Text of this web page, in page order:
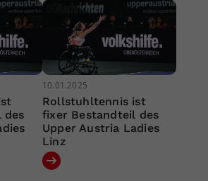
des
10.01.2025
Rollstuhltennis ist
fixer Bestandteil des
Upper Austria Ladies
Linz